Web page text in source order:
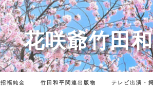
花咲爺竹田
招福純金 竹田和平関連出版物 テレビ出演・